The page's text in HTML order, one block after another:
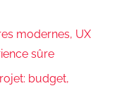
modernes, UX
sûre
budget,